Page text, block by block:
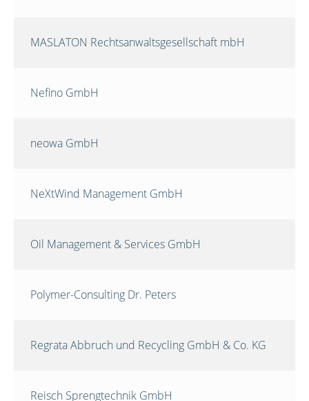
MASLATON Rechtsanwaltsgesellschaft mbH
Nefino GmbH
neowa GmbH
NeXtWind Management GmbH
Oil Management & Services GmbH
Polymer-Consulting Dr. Peters
Regrata Abbruch und Recycling GmbH & Co. KG
Reisch Sprengtechnik GmbH